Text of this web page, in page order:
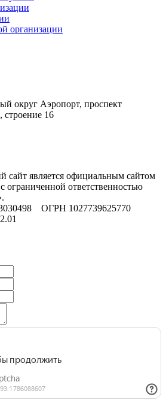
организации
округ Аэропорт, проспект
строение 16
сайт является официальным сайтом
ограниченной ответственностью
ОГРН 1027739625770